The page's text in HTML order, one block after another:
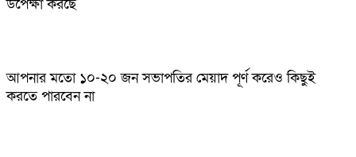
উপেক্ষা করছে
আপনার মতো ১০-২০ জন সভাপতির মেয়াদ পূর্ণ করেও কিছুই
করতে পারবেন না